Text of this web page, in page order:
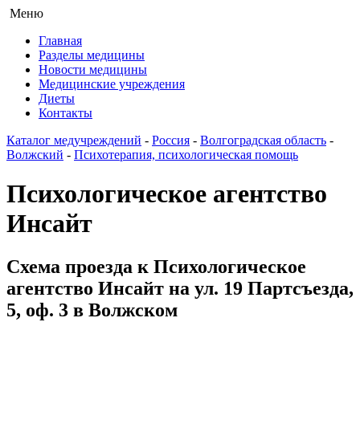
Меню
Главная
Разделы медицины
Новости медицины
Медицинские учреждения
Диеты
Контакты
Каталог медучреждений - Россия - Волгоградская область -
Волжский - Психотерапия, психологическая помощь
Психологическое агентство
Инсайт
Схема проезда к Психологическое
агентство Инсайт на ул. 19 Партсъезда,
5, оф. 3 в Волжском